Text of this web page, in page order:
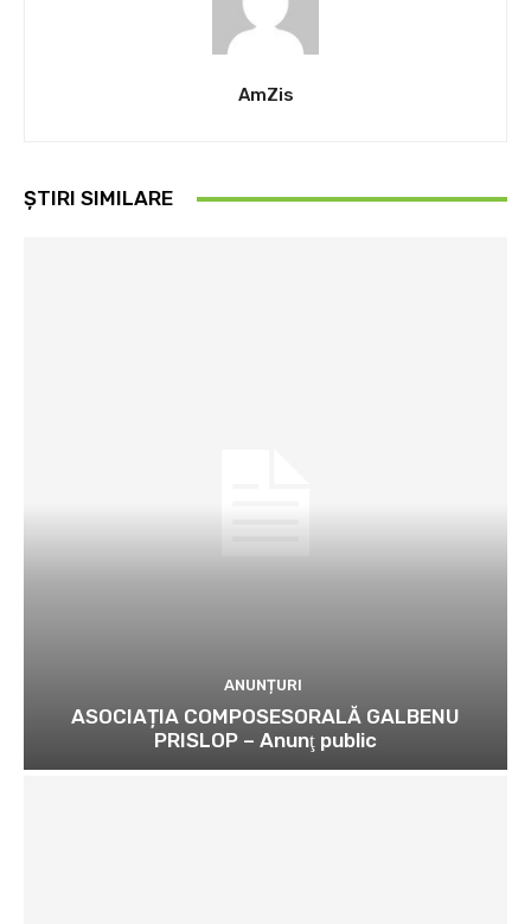
AmZis
ȘTIRI SIMILARE
ANUNȚURI
ASOCIAȚIA COMPOSESORALĂ GALBENU
PRISLOP – Anunţ public